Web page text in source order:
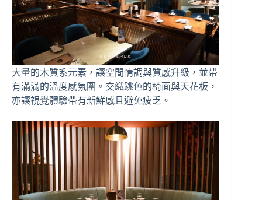
大量的木質系元素，讓空間情調與質感升級，並帶
有滿滿的溫度感氛圍。交織跳色的椅面與天花板，
亦讓視覺體驗帶有新鮮感且避免疲乏。